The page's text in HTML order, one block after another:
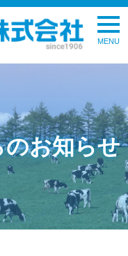
お知らせ